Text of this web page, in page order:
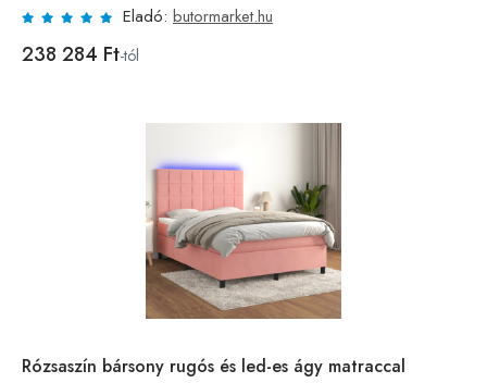
Eladó: butormarket.hu
238 284 Ft-tól
Rózsaszín bársony rugós és led-es ágy matraccal